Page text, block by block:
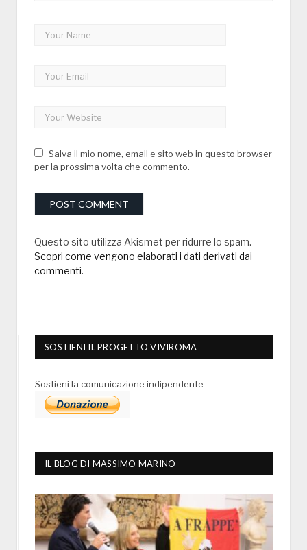
Salva il mio nome, email e sito web in questo browser
per la prossima volta che commento.
Questo sito utilizza Akismet per ridurre lo spam.
Scopri come vengono elaborati i dati derivati dai
commenti.
SOSTIENI IL PROGETTO VIVIROMA
Sostieni la comunicazione indipendente
IL BLOG DI MASSIMO MARINO